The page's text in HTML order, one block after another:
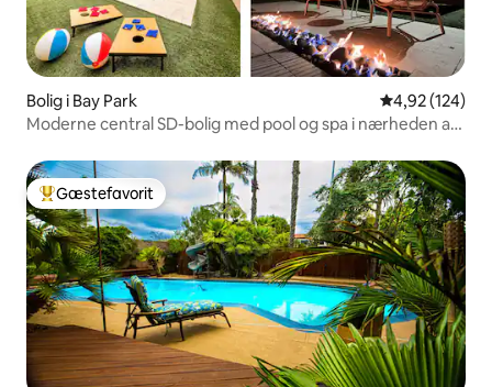
Bolig i Bay Park 4,92 ud af 5 i
4,92 (124)
Moderne central SD-bolig med pool og spa i nærheden af
Bedste gæstefavorit
Gæstefavorit